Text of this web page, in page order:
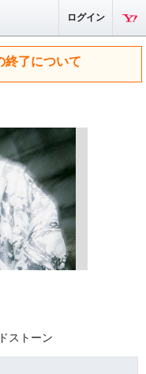
ログイン
終了について
ストーン